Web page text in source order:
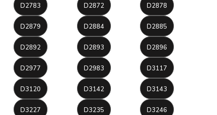
D2783 D2872 D2878
D2879 D2884 D2885
D2892 D2893 D2896
D2977 D2983 D3117
D3120 D3142 D3143
D3227 D3235 D3246